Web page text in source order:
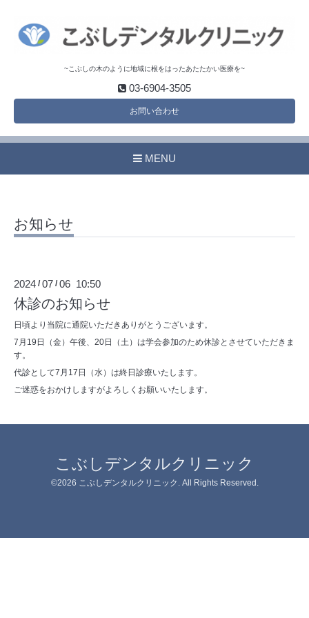
~こぶしの木のように地域に根をはったあたたかい医療を~
03-6904-3505
お問い合わせ
MENU
お知らせ
2024 /07 /06 10:50
休診のお知らせ
日頃より当院に通院いただきありがとうございます。
7月19日（金）午後、20日（土）は学会参加のため休診とさせていただきま
す。
代診として7月17日（水）は終日診療いたします。
ご迷惑をおかけしますがよろしくお願いいたします。
こぶしデンタルクリニック
©2026 こぶしデンタルクリニック . All Rights Reserved.